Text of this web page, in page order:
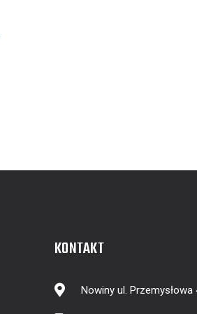
KONTAKT
Nowiny ul. Przemysłowa